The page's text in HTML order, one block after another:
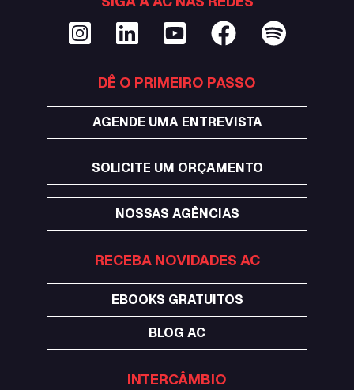
DÊ O PRIMEIRO PASSO
AGENDE UMA ENTREVISTA
SOLICITE UM ORÇAMENTO
NOSSAS AGÊNCIAS
RECEBA NOVIDADES AC
EBOOKS GRATUITOS
BLOG AC
INTERCÂMBIO